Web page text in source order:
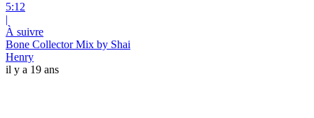
5:12
|
À suivre
Bone Collector Mix by Shai
Henry
il y a 19 ans